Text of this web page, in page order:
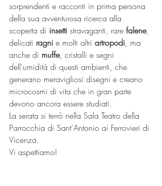
sorprendenti e racconti in prima persona
della sua avventurosa ricerca alla
scoperta di insetti stravaganti, rare falene,
delicati ragni e molti altri artropodi, ma
anche di muffe, cristalli e segni
dell'umidità di questi ambienti, che
generano meravigliosi disegni e creano
microcosmi di vita che in gran parte
devono ancora essere studiati.
La serata si terrò nella Sala Teatro della
Parrocchia di Sant'Antonio ai Ferrovieri di
Vicenza.
Vi aspettiamo!